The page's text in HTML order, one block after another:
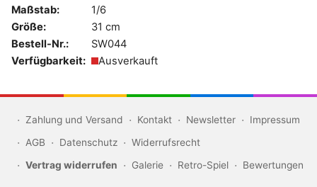
Maßstab:
1/6
Größe:
31 cm
Bestell-Nr.:
SW044
Verfügbarkeit:
Ausverkauft
Zahlung und Versand Kontakt Newsletter
Impressum
AGB
Datenschutz
Widerrufsrecht
Vertrag widerrufen
Galerie Retro-Spiel Bewertungen